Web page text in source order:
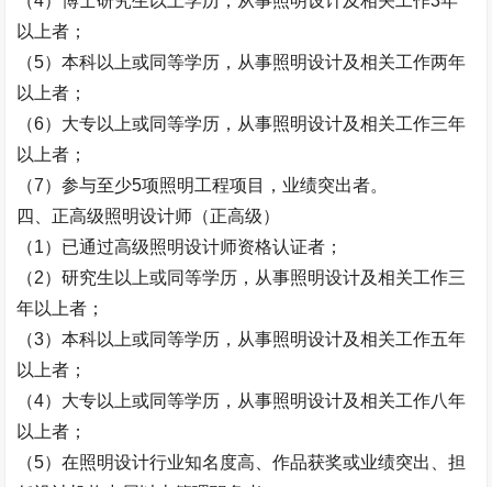
以上者；
（5）本科以上或同等学历，从事照明设计及相关工作两年
以上者；
（6）大专以上或同等学历，从事照明设计及相关工作三年
以上者；
（7）参与至少5项照明工程项目，业绩突出者。
四、正高级照明设计师（正高级）
（1）已通过高级照明设计师资格认证者；
（2）研究生以上或同等学历，从事照明设计及相关工作三
年以上者；
（3）本科以上或同等学历，从事照明设计及相关工作五年
以上者；
（4）大专以上或同等学历，从事照明设计及相关工作八年
以上者；
（5）在照明设计行业知名度高、作品获奖或业绩突出、担